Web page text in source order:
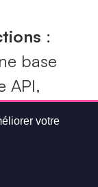
:
base
API,
votre